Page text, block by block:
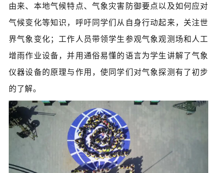
由来、本地气候特点、气象灾害防御要点以及如何应对
气候变化等知识，呼吁同学们从自身行动起来，关注世
界气象变化；工作人员带领学生参观气象观测场和人工
增雨作业设备，并用通俗易懂的语言为学生讲解了气象
仪器设备的原理与作用，使同学们对气象探测有了初步
的了解。